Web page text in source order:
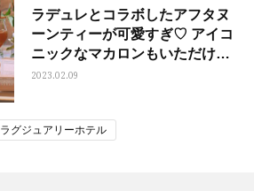
ラデュレとコラボしたアフタヌ
ーンティーが可愛すぎ♡ アイコ
ニックなマカロンもいただけま
す
2023.02.09
ラグジュアリーホテル